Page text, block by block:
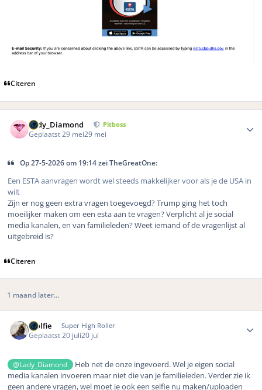
Citeren
Lady_Diamond Pitboss
Geplaatst29 mei29 mei
Op 27-5-2026 om 19:14 zei TheGreatOne:
Een ESTA aanvragen wordt wel steeds makkelijker voor als je de USA in
wilt
Zijn er nog geen extra vragen toegevoegd? Trump ging het toch
moeilijker maken om een esta aan te vragen? Verplicht al je social
media kanalen, en van familieleden? Weet iemand of de vragenlijst al
uitgebreid is?
Citeren
1 maand later...
Wolfie Super High Roller
Geplaatst 20 juli20 jul
@Lady_Diamond
Heb net de onze ingevoerd. Wel je eigen social
media kanalen invoeren maar niet die van je familieleden. Verder zie ik
geen andere vragen, wel moet je ook een selfie nu maken/uploaden